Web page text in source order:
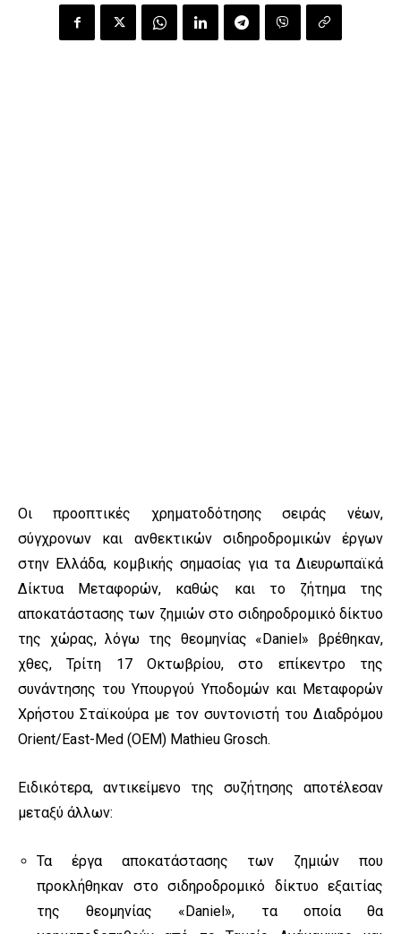
Οι προοπτικές χρηματοδότησης σειράς νέων,
σύγχρονων και ανθεκτικών σιδηροδρομικών έργων
στην Ελλάδα, κομβικής σημασίας για τα Διευρωπαϊκά
Δίκτυα Μεταφορών, καθώς και το ζήτημα της
αποκατάστασης των ζημιών στο σιδηροδρομικό δίκτυο
της χώρας, λόγω της θεομηνίας «Daniel» βρέθηκαν,
χθες, Τρίτη 17 Οκτωβρίου, στο επίκεντρο της
συνάντησης του Υπουργού Υποδομών και Μεταφορών
Χρήστου Σταϊκούρα με τον συντονιστή του Διαδρόμου
Orient/East-Med (ΟΕΜ) Mathieu Grosch.
Ειδικότερα, αντικείμενο της συζήτησης αποτέλεσαν
μεταξύ άλλων:
Τα έργα αποκατάστασης των ζημιών που
προκλήθηκαν στο σιδηροδρομικό δίκτυο εξαιτίας
της θεομηνίας «Daniel», τα οποία θα